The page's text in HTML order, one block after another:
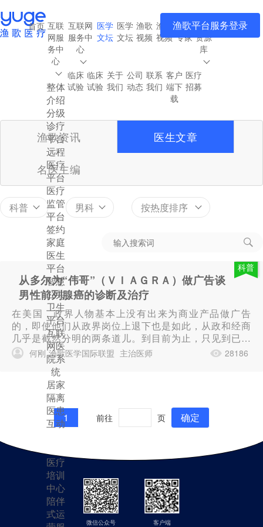
首页 互联
网服
务中
心
整体
介绍
分级
诊疗
平台
远程
医疗
平台
医疗
监管
平台
签约
家庭
医生
平台
智慧
公共
卫生
平台
互联
网医
院系
统
居家
隔离
医患
互动
医疗
培训
中心
陪伴
式运
互联网
服务中
心
医学
文坛
医学
文坛
渔歌
视频
渔歌
视频
渔歌
专家
医疗
资源
库
临床
试验
临床
试验
关于
我们
公司
动态
联系
我们
客户
端下
载
医疗
招募
渔歌平台服务登录
渔歌资讯 医生文章
名医主编
科普 男科 按热度排序
从多尔为“伟哥”（ＶＩＡＧＲＡ）做广告谈
男性前列腺癌的诊断及治疗
在美国，政界人物基本上没有出来为商业产品做广告
的，即使他们从政界岗位上退下也是如此，从政和经商
几乎是截然分明的两条道儿。到目前为止，只见到已退
休的前国会参议院共和党领袖人物多尔（ＢＯＢ ＤＯ
ＬＥ）在电视上经常为治疗男性性能力...
科普
何刚 渔歌医学国际联盟 主治医师 28186
1 前往 页 确定
微信公众号 客户端